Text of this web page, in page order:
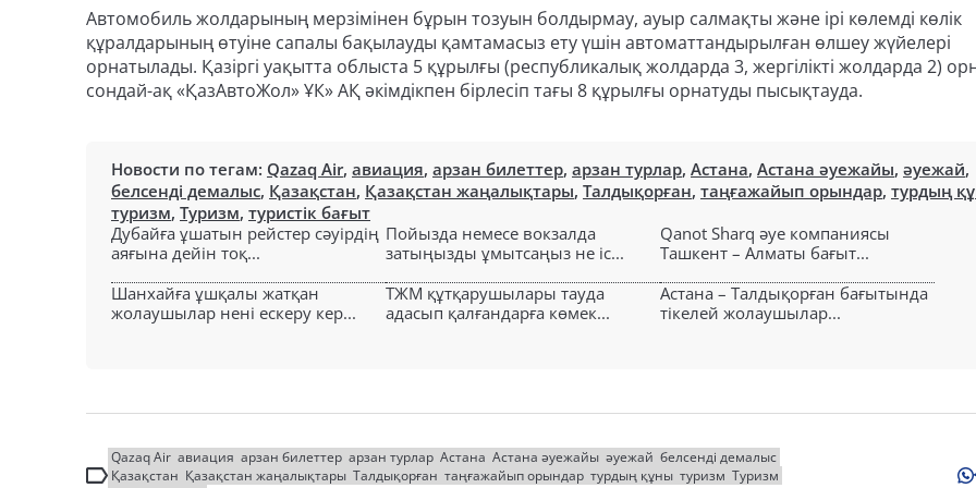
Автомобиль жолдарының мерзімінен бұрын тозуын болдырмау, ауыр салмақты және ірі көлемді көлік
құралдарының өтуіне сапалы бақылауды қамтамасыз ету үшін автоматтандырылған өлшеу жүйелері
орнатылады. Қазіргі уақытта облыста 5 құрылғы (республикалық жолдарда 3, жергілікті жолдарда 2)
сондай-ақ «ҚазАвтоЖол» ҰК» АҚ әкімдікпен бірлесіп тағы 8 құрылғы орнатуды пысықтауда.
Новости по тегам: Qazaq Air, авиация, арзан билеттер, арзан турлар, Астана, Астана әуежайы, әуежай,
белсенді демалыс, Қазақстан, Қазақстан жаңалықтары, Талдықорған, таңғажайып орындар, турдың
туризм, Туризм, туристік бағыт
Дубайға ұшатын рейстер сәуірдің
аяғына дейін тоқ...
Пойызда немесе вокзалда
затыңызды ұмытсаңыз не іс...
Qanot Sharq әуе компаниясы
Ташкент – Алматы бағыт...
Шанхайға ұшқалы жатқан
жолаушылар нені ескеру кер...
ТЖМ құтқарушылары тауда
адасып қалғандарға көмек...
Астана – Талдықорған бағытында
тікелей жолаушылар...
Qazaq Air авиация арзан билеттер арзан турлар Астана Астана әуежайы әуежай белсенді демалыс
Қазақстан Қазақстан жаңалықтары Талдықорған таңғажайып орындар турдың құны туризм Туризм